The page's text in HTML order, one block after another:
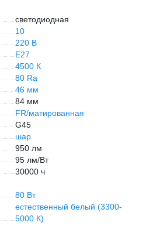
светодиодная
10
220 В
E27
4500 К
80 Ra
46 мм
84 мм
FR/матированная
G45
шар
950 лм
95 лм/Вт
30000 ч
80 Вт
естественный белый (3300-
5000 К)